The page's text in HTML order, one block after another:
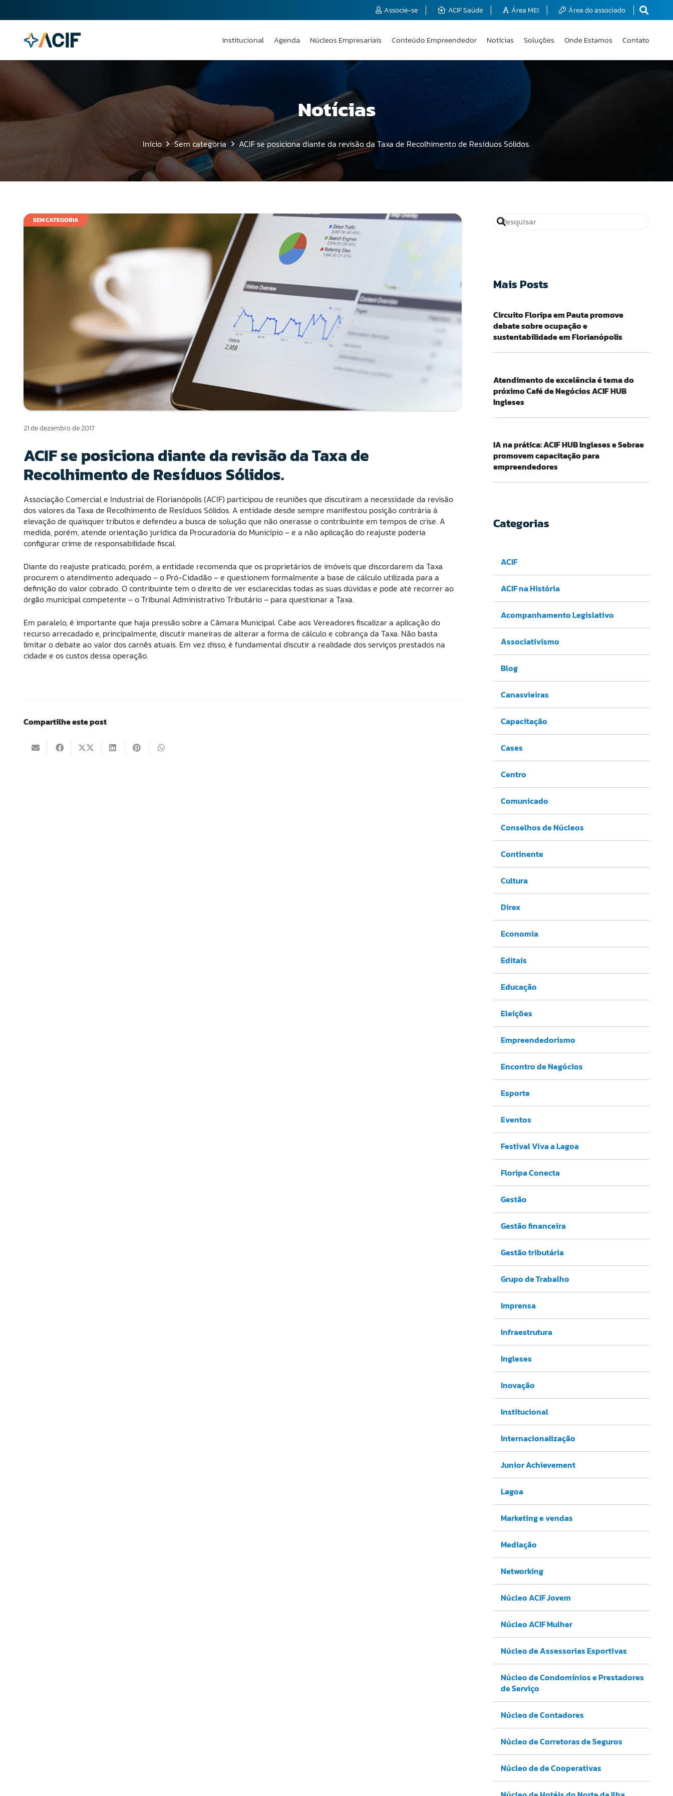
Associe-se ACIF Saúde Área MEI Área do associado
Institucional Agenda Núcleos Empresariais Conteúdo Empreendedor Notícias Soluções Onde Estamos Contato
Notícias
Início Sem categoria ACIF se posiciona diante da revisão da Taxa de Recolhimento de Resíduos Sólidos.
SEM CATEGORIA
21 de dezembro de 2017
ACIF se posiciona diante da revisão da Taxa de
Recolhimento de Resíduos Sólidos.
Associação Comercial e Industrial de Florianópolis (ACIF) participou de reuniões que discutiram a necessidade da revisão
dos valores da Taxa de Recolhimento de Resíduos Sólidos. A entidade desde sempre manifestou posição contrária à
elevação de quaisquer tributos e defendeu a busca de solução que não onerasse o contribuinte em tempos de crise. A
medida, porém, atende orientação jurídica da Procuradoria do Município – e a não aplicação do reajuste poderia
configurar crime de responsabilidade fiscal.
Diante do reajuste praticado, porém, a entidade recomenda que os proprietários de imóveis que discordarem da Taxa
procurem o atendimento adequado – o Pró-Cidadão – e questionem formalmente a base de cálculo utilizada para a
definição do valor cobrado. O contribuinte tem o direito de ver esclarecidas todas as suas dúvidas e pode até recorrer ao
órgão municipal competente – o Tribunal Administrativo Tributário – para questionar a Taxa.
Em paralelo, é importante que haja pressão sobre a Câmara Municipal. Cabe aos Vereadores fiscalizar a aplicação do
recurso arrecadado e, principalmente, discutir maneiras de alterar a forma de cálculo e cobrança da Taxa. Não basta
limitar o debate ao valor dos carnês atuais. Em vez disso, é fundamental discutir a realidade dos serviços prestados na
cidade e os custos dessa operação.
Compartilhe este post
Mais Posts
Circuito Floripa em Pauta promove
debate sobre ocupação e
sustentabilidade em Florianópolis
Atendimento de excelência é tema do
próximo Café de Negócios ACIF HUB
Ingleses
IA na prática: ACIF HUB Ingleses e Sebrae
promovem capacitação para
empreendedores
Categorias
ACIF
ACIF na História
Acompanhamento Legislativo
Associativismo
Blog
Canasvieiras
Capacitação
Cases
Centro
Comunicado
Conselhos de Núcleos
Continente
Cultura
Direx
Economia
Editais
Educação
Eleições
Empreendedorismo
Encontro de Negócios
Esporte
Eventos
Festival Viva a Lagoa
Floripa Conecta
Gestão
Gestão financeira
Gestão tributária
Grupo de Trabalho
Imprensa
Infraestrutura
Ingleses
Inovação
Institucional
Internacionalização
Junior Achievement
Lagoa
Marketing e vendas
Mediação
Networking
Núcleo ACIF Jovem
Núcleo ACIF Mulher
Núcleo de Assessorias Esportivas
Núcleo de Condomínios e Prestadores
de Serviço
Núcleo de Contadores
Núcleo de Corretoras de Seguros
Núcleo de de Cooperativas